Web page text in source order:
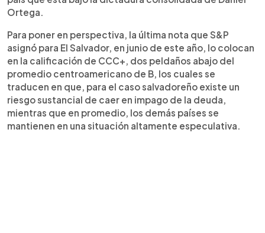
Ortega.
Para poner en perspectiva, la última nota que S&P
asignó para El Salvador, en junio de este año, lo colocan
en la calificación de CCC+, dos peldaños abajo del
promedio centroamericano de B, los cuales se
traducen en que, para el caso salvadoreño existe un
riesgo sustancial de caer en impago de la deuda,
mientras que en promedio, los demás países se
mantienen en una situación altamente especulativa.